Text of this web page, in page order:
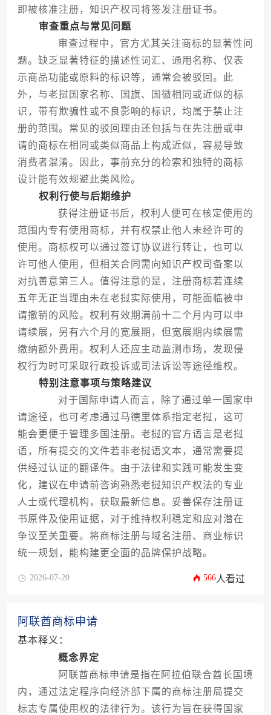
即被核准注册，知识产权司将签发注册证书。
审查重点与常见问题
审查过程中，官方尤其关注商标的显著性问
题。缺乏显著特征的描述性词汇、通用名称、仅表
示商品功能或原料的标识等，通常会被驳回。此
外，与老挝国家名称、国旗、国徽相同或近似的标
识，带有欺骗性或不良影响的标识，均属于禁止注
册的范围。常见的驳回理由还包括与在先注册或申
请的商标在相同或类似商品上构成近似，容易导致
消费者混淆。因此，事前充分的检索和独特的商标
设计能有效规避此类风险。
权利行使与后期维护
获得注册证书后，权利人便可在核定使用的
范围内专有使用商标，并有权禁止他人未经许可的
使用。商标权可以通过签订协议进行转让，也可以
许可他人使用，但相关合同需向知识产权司备案以
对抗善意第三人。值得注意的是，注册商标若连续
五年无正当理由未在老挝实际使用，可能面临被申
请撤销的风险。权利有效期满前十二个月内可以申
请续展，另有六个月的宽展期，但宽展期内续展需
缴纳额外费用。权利人还应主动监测市场，发现侵
权行为时可采取行政投诉或司法诉讼等途径维权。
特别注意事项与策略建议
对于国际申请人而言，除了通过单一国家申
请途径，也可考虑通过马德里体系指定老挝，这可
能会更便于管理多国注册。老挝的官方语言是老挝
语，所有提交的文件若非老挝语文本，通常需要提
供经过认证的翻译件。由于法律和实践可能发生变
化，建议在申请前咨询熟悉老挝知识产权法的专业
人士或代理机构，获取最新信息。妥善保存注册证
书原件及使用证据，对于维持权利稳定和应对潜在
争议至关重要。将商标注册与域名注册、商业标识
统一规划，能构建更全面的品牌保护战略。
2026-07-20 566人看过
阿联酋商标申请
基本释义：
概念界定
阿联酋商标申请是指在阿拉伯联合酋长国境
内，通过法定程序向经济部下属的商标注册局提交
标志专属使用权的法律行为。该行为旨在获得国家